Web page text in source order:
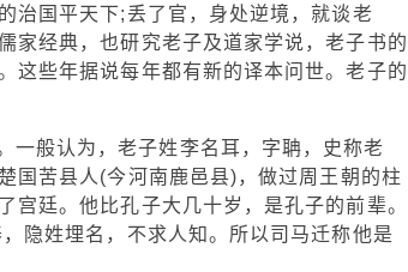
治国平天下;丢了官，身处逆境，就谈老
家经典，也研究老子及道家学说，老子书的
这些年据说每年都有新的译本问世。老子的
一般认为，老子姓李名耳，字聃，史称老
国苦县人(今河南鹿邑县)，做过周王朝的柱
廷。他比孔子大几十岁，是孔子的前辈。
隐姓埋名，不求人知。所以司马迁称他是